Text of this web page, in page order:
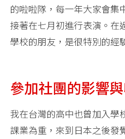
的啦啦隊，每一年大家會集
接著在七月初進行表演。在
學校的朋友，是很特別的經
參加社團的影響
我在台灣的高中也曾加入學
課業為重，來到日本之後發